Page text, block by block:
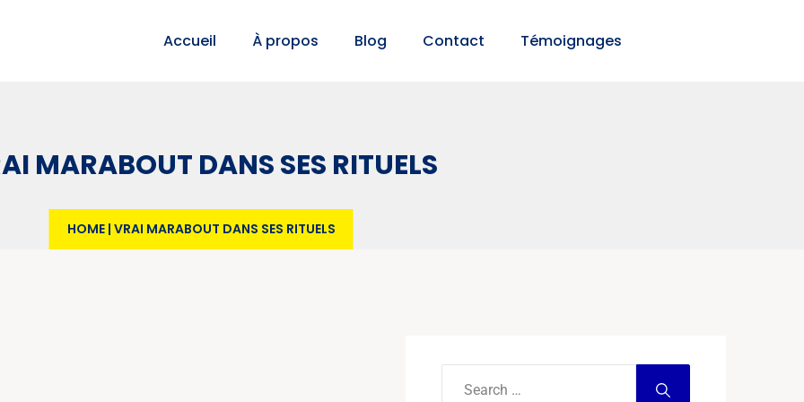
Accueil À propos Blog Contact Témoignages
MARABOUT DANS SES RITUELS
HOME| VRAI MARABOUT DANS SES RITUELS